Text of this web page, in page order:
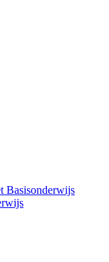
Basisonderwijs